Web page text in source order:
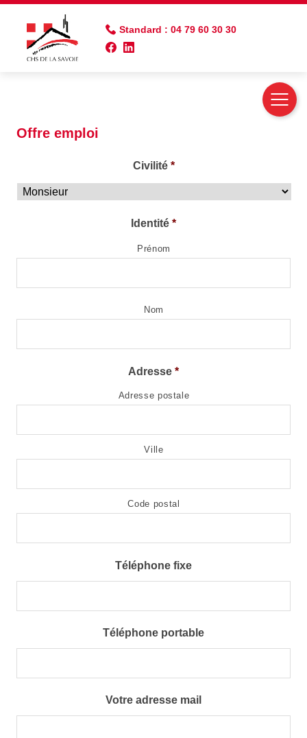
Standard : 04 79 60 30 30
Postuler à l'annonce :
Offre emploi
Civilité *
Identité *
Prénom
Nom
Adresse *
Adresse postale
Ville
Code postal
Téléphone fixe
Téléphone portable
Votre adresse mail